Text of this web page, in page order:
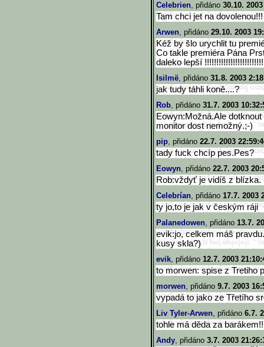
Celebrien, přidáno 30.10.
Tam chci jet na
Arwen, přidáno 29.10. 2003
Kéž by šlo urychlit tu
Co takle premiéra Pána
daleko lepší
Isilmë, přidáno 31.8. 2003
jak tudy táhli koně....?
Rob, přidáno 31.7. 2003
Eowyn:Možná.Ale
monitor dost nemožný.;-)
pip, přidáno 22.7. 2003
tady fuck chcíp pes.Pes?
Eowyn, přidáno 22.7. 2003
Rob:vždyť je vidíš z blízka.
Celebrían, přidáno 17.7. 2003
ty jo,to je jak v českým ráji
Palanedowen, přidáno 13.7.
evik:jo, celkem máš
kusy skla?)
evik, přidáno 12.7. 2003
to morwen: spise z Tretiho
morwen, přidáno 9.7. 2003
vypadá to jako ze Třetího
Liv Tyler-Arwen, přidáno 6.7.
tohle má děda za
Andy, přidáno 3.7. 2003